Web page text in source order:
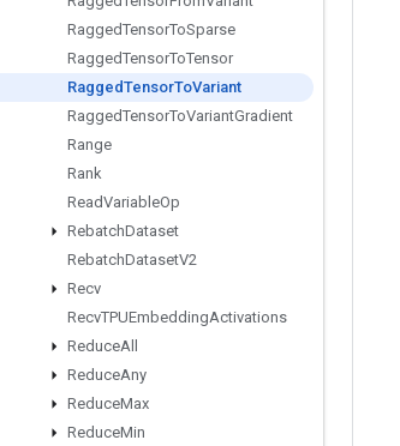
RaggedTensorToSparse
RaggedTensorToTensor
RaggedTensorToVariant
RaggedTensorToVariantGradient
Range
Rank
ReadVariableOp
RebatchDataset
RebatchDatasetV2
Recv
RecvTPUEmbeddingActivations
ReduceAll
ReduceAny
ReduceMax
ReduceMin